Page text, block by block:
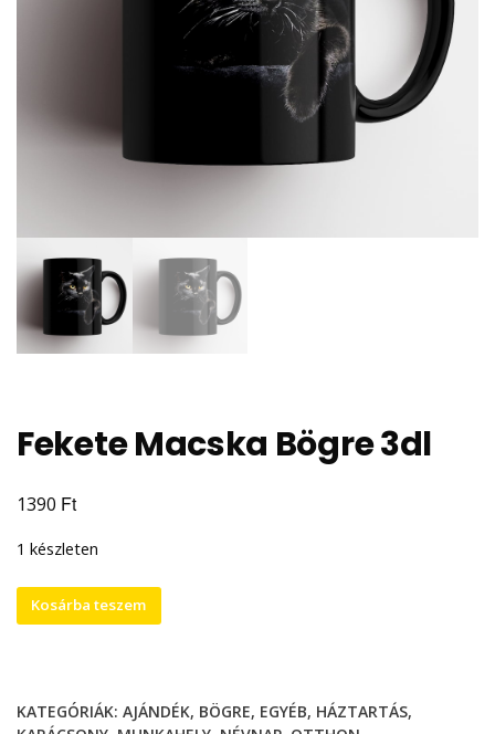
Fekete Macska Bögre 3dl
1390 Ft
1 készleten
Fekete
Macska
mennyiség
Kosárba teszem
KATEGÓRIÁK: AJÁNDÉK, BÖGRE, EGYÉB, HÁZTARTÁS,